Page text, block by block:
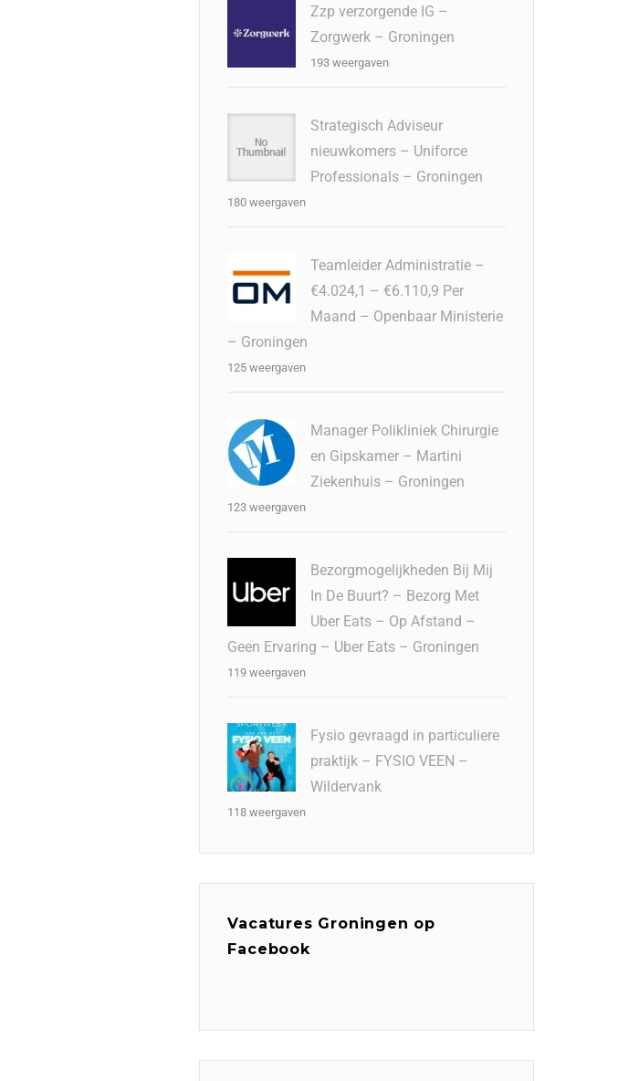
Zzp verzorgende IG –
Zorgwerk – Groningen
193 weergaven
Strategisch Adviseur
nieuwkomers – Uniforce
Professionals – Groningen
180 weergaven
Teamleider Administratie –
€4.024,1 – €6.110,9 Per
Maand – Openbaar Ministerie
– Groningen
125 weergaven
Manager Polikliniek Chirurgie
en Gipskamer – Martini
Ziekenhuis – Groningen
123 weergaven
Bezorgmogelijkheden Bij Mij
In De Buurt? – Bezorg Met
Uber Eats – Op Afstand –
Geen Ervaring – Uber Eats – Groningen
119 weergaven
Fysio gevraagd in particuliere
praktijk – FYSIO VEEN –
Wildervank
118 weergaven
Vacatures Groningen op
Facebook